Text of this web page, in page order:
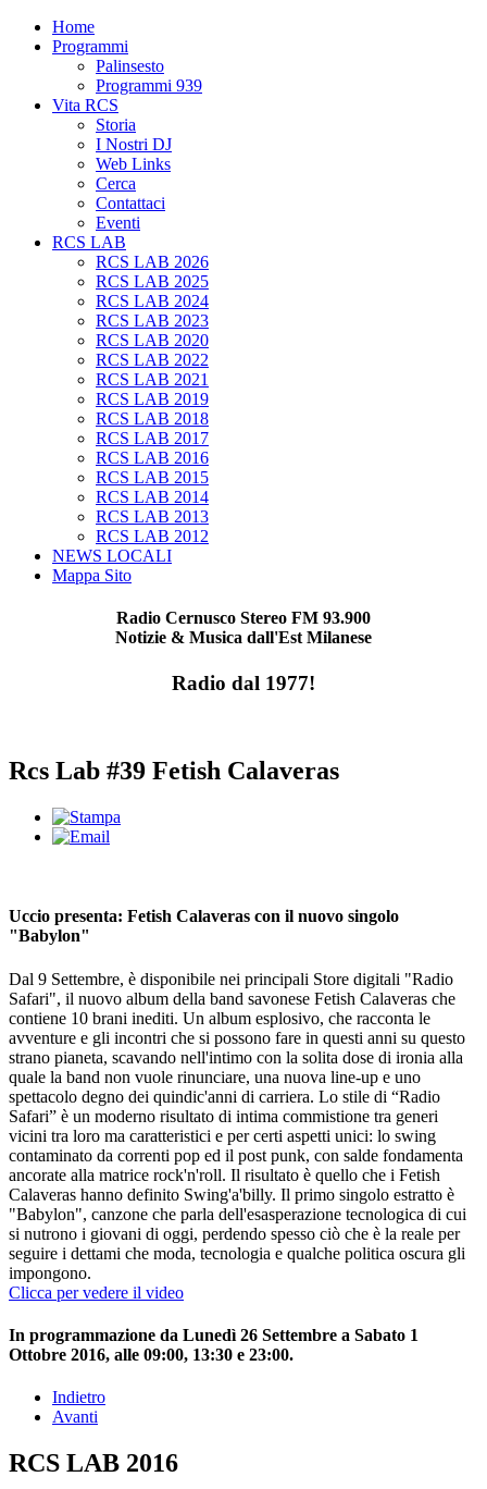
Home
Programmi
Palinsesto
Programmi 939
Vita RCS
Storia
I Nostri DJ
Web Links
Cerca
Contattaci
Eventi
RCS LAB
RCS LAB 2026
RCS LAB 2025
RCS LAB 2024
RCS LAB 2023
RCS LAB 2020
RCS LAB 2022
RCS LAB 2021
RCS LAB 2019
RCS LAB 2018
RCS LAB 2017
RCS LAB 2016
RCS LAB 2015
RCS LAB 2014
RCS LAB 2013
RCS LAB 2012
NEWS LOCALI
Mappa Sito
Radio Cernusco Stereo FM 93.900
Notizie & Musica dall'Est Milanese
Radio dal 1977!
Rcs Lab #39 Fetish Calaveras
Uccio presenta: Fetish Calaveras con il nuovo singolo
"Babylon"
Dal 9 Settembre, è disponibile nei principali Store digitali "Radio
Safari", il nuovo album della band savonese Fetish Calaveras che
contiene 10 brani inediti. Un album esplosivo, che racconta le
avventure e gli incontri che si possono fare in questi anni su questo
strano pianeta, scavando nell'intimo con la solita dose di ironia alla
quale la band non vuole rinunciare, una nuova line-up e uno
spettacolo degno dei quindic'anni di carriera. Lo stile di “Radio
Safari” è un moderno risultato di intima commistione tra generi
vicini tra loro ma caratteristici e per certi aspetti unici: lo swing
contaminato da correnti pop ed il post punk, con salde fondamenta
ancorate alla matrice rock'n'roll. Il risultato è quello che i Fetish
Calaveras hanno definito Swing'a'billy. Il primo singolo estratto è
"Babylon", canzone che parla dell'esasperazione tecnologica di cui
si nutrono i giovani di oggi, perdendo spesso ciò che è la reale per
seguire i dettami che moda, tecnologia e qualche politica oscura gli
impongono.
Clicca per vedere il video
In programmazione da Lunedì 26 Settembre a Sabato 1
Ottobre 2016, alle 09:00, 13:30 e 23:00.
Indietro
Avanti
RCS LAB 2016